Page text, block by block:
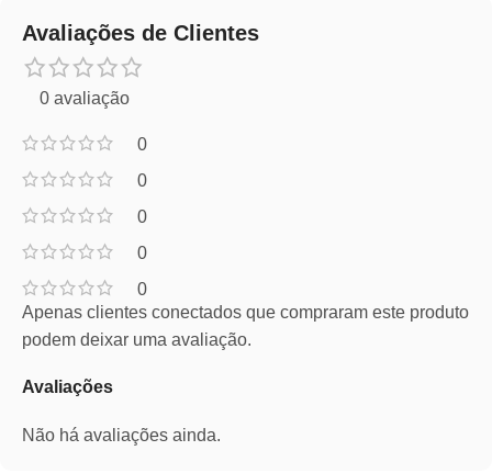
Avaliações de Clientes
0 avaliação
0
0
0
0
0
Avaliações
Não há avaliações ainda.
Apenas clientes conectados que compraram este produto
podem deixar uma avaliação.